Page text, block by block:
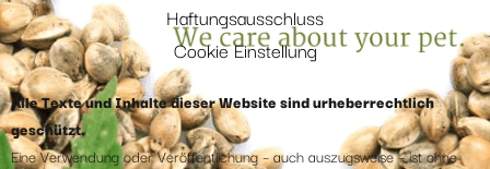
Haftungsausschluss
Cookie Einstellung
Alle Texte und Inhalte dieser Website sind urheberrechtlich
geschützt.
Eine Verwendung oder Veröffentlichung – auch auszugsweise – ist ohne